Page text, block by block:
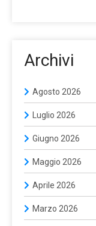
Archivi
Agosto 2026
Luglio 2026
Giugno 2026
Maggio 2026
Aprile 2026
Marzo 2026